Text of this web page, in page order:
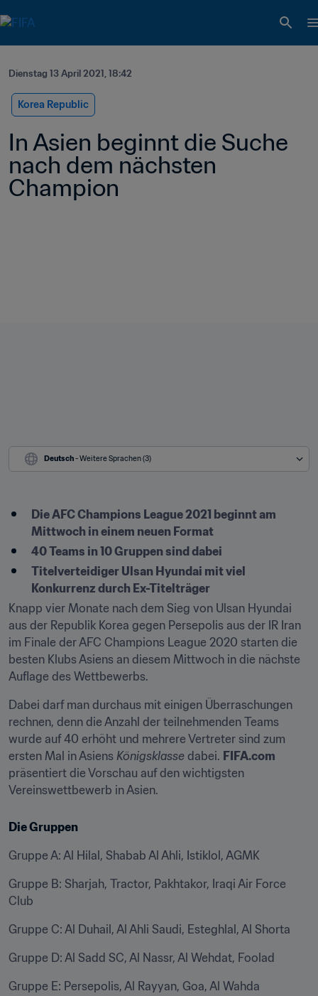
Dienstag 13 April 2021, 18:42
Korea Republic
In Asien beginnt die Suche
nach dem nächsten
Champion
Deutsch - Weitere Sprachen (3)
Die AFC Champions League 2021 beginnt am
Mittwoch in einem neuen Format
40 Teams in 10 Gruppen sind dabei
Titelverteidiger Ulsan Hyundai mit viel
Konkurrenz durch Ex-Titelträger
Knapp vier Monate nach dem Sieg von Ulsan Hyundai
aus der Republik Korea gegen Persepolis aus der IR Iran
im Finale der AFC Champions League 2020 starten die
besten Klubs Asiens an diesem Mittwoch in die nächste
Auflage des Wettbewerbs.
Dabei darf man durchaus mit einigen Überraschungen
rechnen, denn die Anzahl der teilnehmenden Teams
wurde auf 40 erhöht und mehrere Vertreter sind zum
ersten Mal in Asiens Königsklasse dabei. FIFA.com
präsentiert die Vorschau auf den wichtigsten
Vereinswettbewerb in Asien.
Die Gruppen
Gruppe A: Al Hilal, Shabab Al Ahli, Istiklol, AGMK
Gruppe B: Sharjah, Tractor, Pakhtakor, Iraqi Air Force
Club
Gruppe C: Al Duhail, Al Ahli Saudi, Esteghlal, Al Shorta
Gruppe D: Al Sadd SC, Al Nassr, Al Wehdat, Foolad
Gruppe E: Persepolis, Al Rayyan, Goa, Al Wahda